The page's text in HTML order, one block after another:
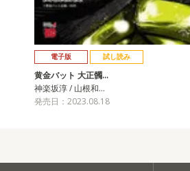
電子版 試し読み
黄金バット 大正髑…
神楽坂淳 / 山根和…
発売日：2023.08.18